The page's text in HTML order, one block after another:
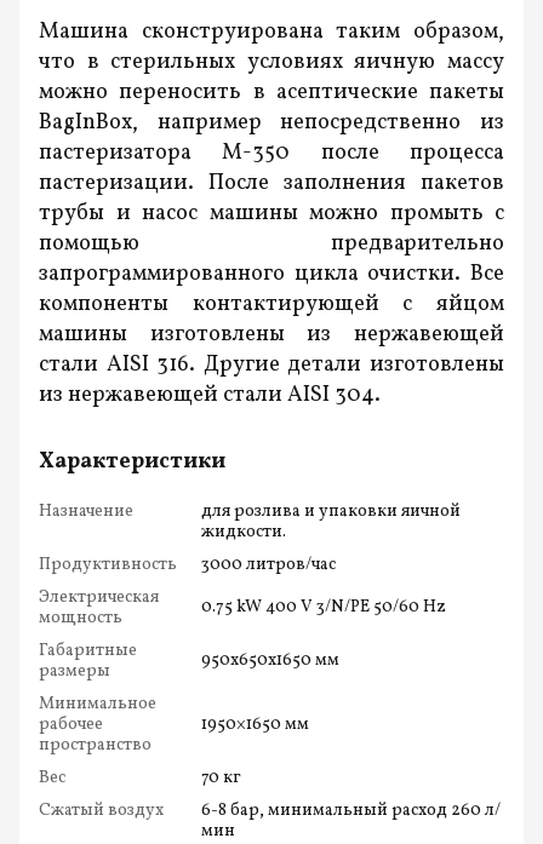
Машина сконструирована таким образом,
что в стерильных условиях яичную массу
можно переносить в асептические пакеты
BagInBox, например непосредственно из
пастеризатора M-350 после процесса
пастеризации. После заполнения пакетов
трубы и насос машины можно промыть с
помощью предварительно
запрограммированного цикла очистки. Все
компоненты контактирующей с яйцом
машины изготовлены из нержавеющей
стали AISI 316. Другие детали изготовлены
из нержавеющей стали AISI 304.
Характеристики
Назначение
для розлива и упаковки яичной
жидкости.
Продуктивность
3000 литров/час
Электрическая
мощность
0.75 kW 400 V 3/N/PE 50/60 Hz
Габаритные
размеры
950x650x1650 мм
Минимальное
рабочее
пространство
1950×1650 мм
Вес
70 кг
Сжатый воздух
6-8 бар, минимальный расход 260 л/
мин